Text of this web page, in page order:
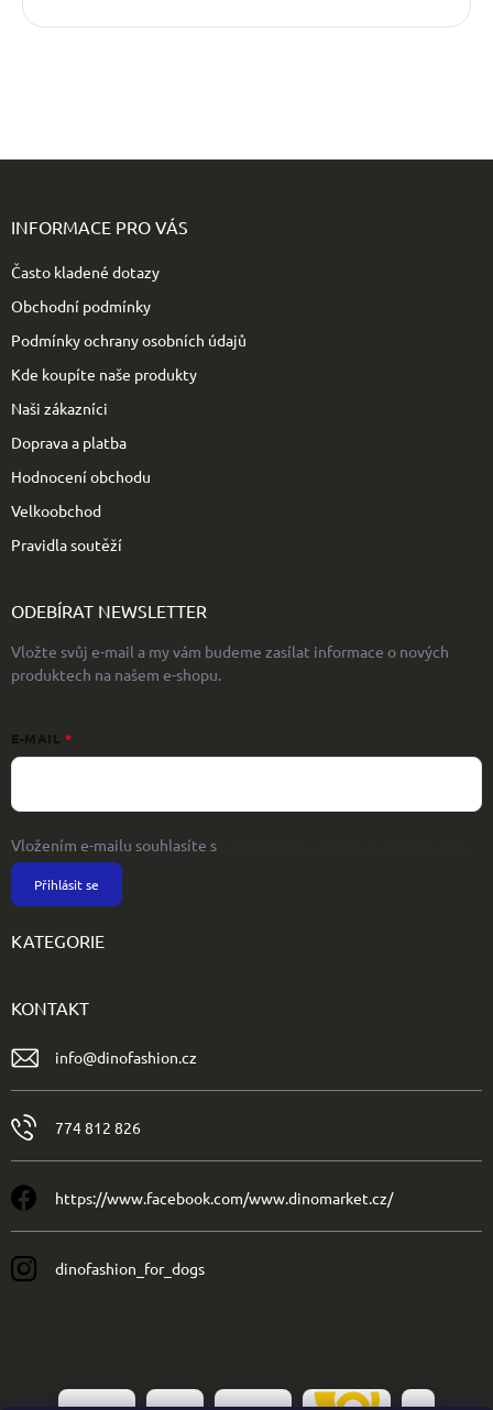
INFORMACE PRO VÁS
Často kladené dotazy
Obchodní podmínky
Podmínky ochrany osobních údajů
Kde koupíte naše produkty
Naši zákazníci
Doprava a platba
Hodnocení obchodu
Velkoobchod
Pravidla soutěží
ODEBÍRAT NEWSLETTER
Vložte svůj e-mail a my vám budeme zasílat informace o nových
produktech na našem e-shopu.
E-MAIL
Vložením e-mailu souhlasíte s
Přihlásit se
KATEGORIE
KONTAKT
info@dinofashion.cz
774 812 826
https://www.facebook.com/www.dinomarket.cz/
dinofashion_for_dogs